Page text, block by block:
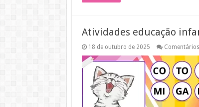
Atividades educação
18 de outubro de 2025